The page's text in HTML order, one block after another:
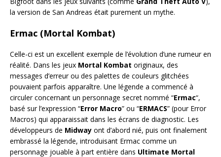
la version de San Andreas était purement un mythe.
Ermac (Mortal Kombat)
Celle-ci est un excellent exemple de l’évolution d’une rumeur en
réalité. Dans les jeux Mortal Kombat originaux, des
messages d’erreur ou des palettes de couleurs glitchées
pouvaient parfois apparaître. Une légende a commencé à
circuler concernant un personnage secret nommé “Ermac“,
basé sur l’expression “Error Macro” ou “ERMACS” (pour Error
Macros) qui apparaissait dans les écrans de diagnostic. Les
développeurs de Midway ont d’abord nié, puis ont finalement
embrassé la légende, introduisant Ermac comme un
personnage jouable à part entière dans Ultimate Mortal